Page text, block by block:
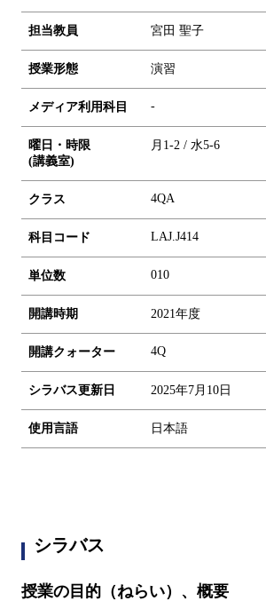
担当教員 宮田 聖子
授業形態 演習
メディア利用科目 -
曜日・時限
(講義室)
月1-2 / 水5-6
クラス 4QA
科目コード LAJ.J414
単位数 010
開講時期 2021年度
開講クォーター 4Q
シラバス更新日 2025年7月10日
使用言語 日本語
シラバス
授業の目的（ねらい）、概要